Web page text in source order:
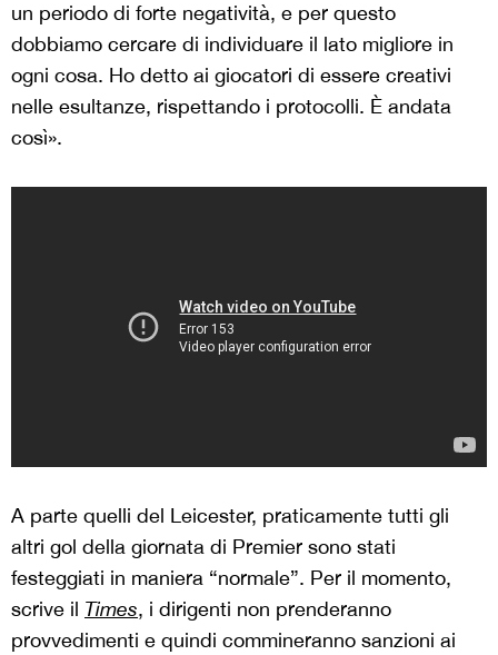
un periodo di forte negatività, e per questo
dobbiamo cercare di individuare il lato migliore in
ogni cosa. Ho detto ai giocatori di essere creativi
nelle esultanze, rispettando i protocolli. È andata
così».
A parte quelli del Leicester, praticamente tutti gli
altri gol della giornata di Premier sono stati
festeggiati in maniera “normale”. Per il momento,
scrive il Times, i dirigenti non prenderanno
provvedimenti e quindi commineranno sanzioni ai